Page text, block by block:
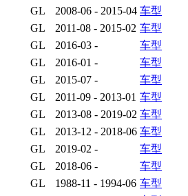
GL 2008-06 - 2015-04 车型
GL 2011-08 - 2015-02 车型
GL 2016-03 -
车型
GL 2016-01 -
车型
GL 2015-07 -
车型
GL 2011-09 - 2013-01 车型
GL 2013-08 - 2019-02 车型
GL 2013-12 - 2018-06 车型
GL 2019-02 -
车型
GL 2018-06 -
车型
GL 1988-11 - 1994-06 车型